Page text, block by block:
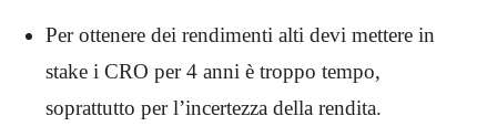
Per ottenere dei rendimenti alti devi mettere in
stake i CRO per 4 anni è troppo tempo,
soprattutto per l’incertezza della rendita.